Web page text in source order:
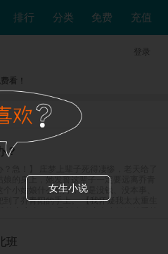
排行 分类 免费 充值
登录
看！
？
急！】 庄梦上辈子死得凄惨，老天给了
的身上，她发誓这辈子一定要远离乔青
小姑娘什么都好，就是没钱、没本事、
了乔青阳的手上。 【我怀疑我太太重生
主义者，但是新来的这个小姑娘越看越
看他死了老婆这么可怜，又把他老婆送
班
女生小说